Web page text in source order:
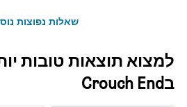
שאלות נפוצות
למצוא תוצאות טובות
בCrouch End